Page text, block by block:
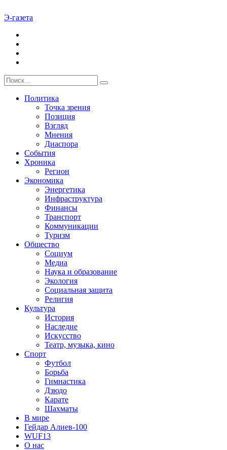
Э-газета
Политика
Точка зрения
Позиция
Взгляд
Мнения
Диаспора
События
Хроника
Регион
Экономика
Энергетика
Инфраструктура
Финансы
Транспорт
Коммуникации
Туризм
Общество
Социум
Медиа
Наука и образование
Экология
Социальная защита
Религия
Культура
История
Наследие
Искусство
Театр, музыка, кино
Спорт
Футбол
Борьба
Гимнастика
Дзюдо
Карате
Шахматы
В мире
Гейдар Алиев-100
WUF13
О нас